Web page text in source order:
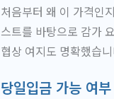
처음부터 왜 이 가격인
스트를 바탕으로 감가
협상 여지도 명확했습
당일입금 가능 여부